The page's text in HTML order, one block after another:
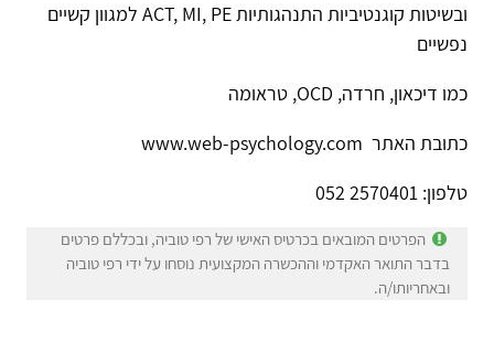
ובשיטות קוגנטיביות התנהגותיות ACT, MI, PE למגוון קשיים
נפשיים
כמו דיכאון, חרדה, OCD, טראומה
כתובת האתר www.web-psychology.com
טלפון: 2570401 052
הפרטים המובאים בכרטיס האישי של רפי טוביה, ובכללם פרטים
בדבר התואר האקדמי וההכשרה המקצועית נוסחו על ידי רפי טוביה
ובאחריותו/ה.